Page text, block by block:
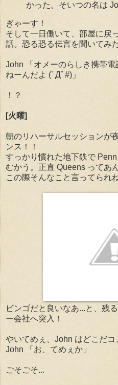
かった。そいつの名は
ぎゃーす！
そして一日働いて、部屋に戻
話。恐る恐る伝言を聞いてみ
John 「オメーのらしき携帯
ねーんだよ (ﾟДﾟ#)」
！？
[火曜]
朝のリハーサルセッションが
ンス！！
すっかり慣れた地下鉄で
むかう。正直 Queens ってあ
この際そんなこと言ってられ
ビンゴだと良いなあ...と、残
ー会社へ突入！
やいてめぇ、John はどこだコ
John 「お、てめぇか」
ごそごそ...